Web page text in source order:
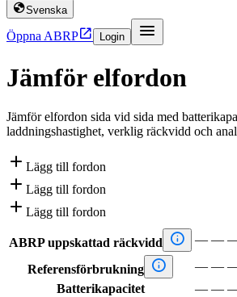
Svenska
Öppna ABRP Login 
Jämför elfordon
Jämför elfordon sida vid sida med
laddningshastighet, verklig räckvidd och
 Lägg till fordon
 Lägg till fordon
 Lägg till fordon
ABRP uppskattad räckvidd  — —
Referensförbrukning  — —
Batterikapacitet
— —